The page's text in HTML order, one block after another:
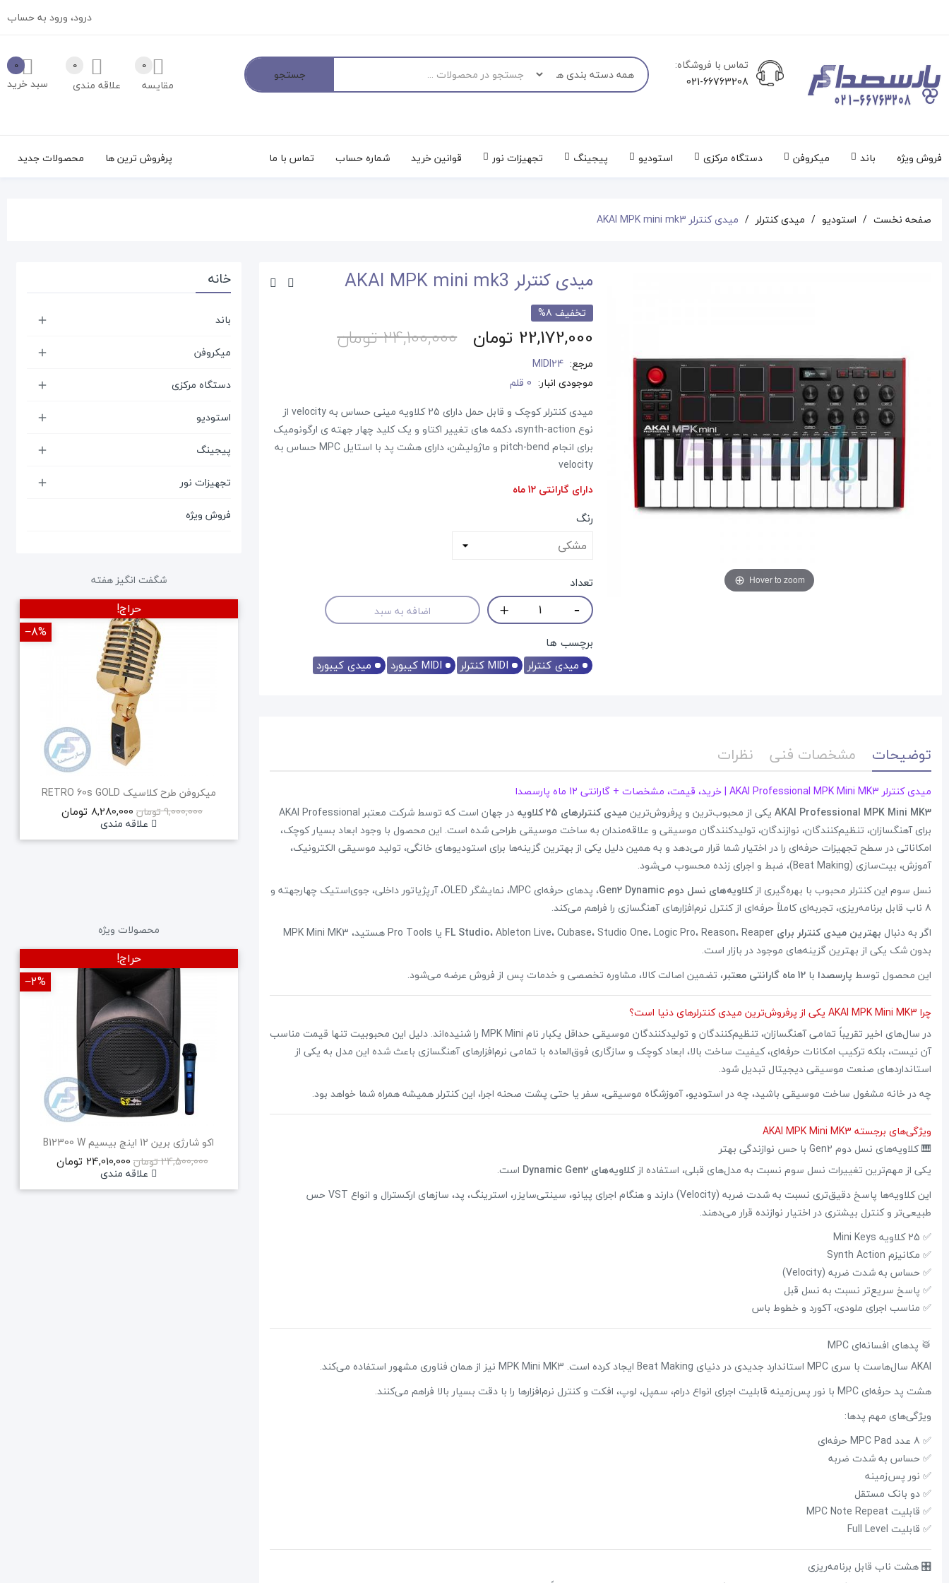
درود، ورود به حساب
تماس با فروشگاه:
021-66763208
جستجو
0
سبد خرید علاقه مندی
0
مقایسه
0
فروش ویژه باند میکروفن دستگاه مرکزی استودیو پیجینگ تجهیزات نور قوانین خرید شماره حساب تماس با ما محصولات جدید پرفروش ترین ها
صفحه نخست استودیو میدی کنترلر میدی کنترلر AKAI MPK mini mk3
Hover to zoom
میدی کنترلر AKAI MPK mini mk3
تخفیف 8%
22,172,000 تومان 24,100,000 تومان
مرجع: MIDI24
موجودی انبار: 0 قلم
میدی کنترلر کوچک و قابل حمل دارای 25 کلاویه مینی حساس به velocity از
نوع synth-action، دکمه های تغییر اکتاو و یک کلید چهار جهته ی ارگونومیک
برای انجام pitch-bend و ماژولیشن، دارای هشت پد با استایل MPC حساس به
velocity
دارای گارانتی 12 ماه
رنگ
تعداد
اضافه به سبد
برچسب ها
میدی کنترلر
MIDI کنترلر MIDI کیبورد میدی کیبورد
توضیحات مشخصات فنی نظرات
میدی کنترلر AKAI Professional MPK Mini MK3 | خرید، قیمت، مشخصات + گارانتی 12 ماه پارسصدا
AKAI Professional MPK Mini MK3 یکی از محبوب‌ترین و پرفروش‌ترینمیدی کنترلرهای 25 کلاویه
در جهان است که توسط شرکت معتبر AKAI Professional
برای آهنگسازان، تنظیم‌کنندگان، نوازندگان، تولیدکنندگان موسیقی و علاقه‌مندان به ساخت موسیقی طراحی شده است. این محصول با وجود ابعاد بسیار کوچک،
امکاناتی در سطح تجهیزات حرفه‌ای را در اختیار شما قرار می‌دهد و به همین دلیل یکی از بهترین گزینه‌ها برای استودیوهای خانگی، تولید موسیقی الکترونیک،
آموزش، بیت‌سازی (Beat Making)، ضبط و اجرای زنده محسوب می‌شود.
نسل سوم این کنترلر محبوب با بهره‌گیری ازکلاویه‌های نسل دوم Gen2 Dynamic
، پدهای حرفه‌ای MPC، نمایشگر OLED، آرپژیاتور داخلی، جوی‌استیک چهارجهته و
8 ناب قابل برنامه‌ریزی، تجربه‌ای کاملاً حرفه‌ای از کنترل نرم‌افزارهای آهنگسازی را فراهم می‌کند.
اگر به دنبال بهترین میدی کنترلر برای FL Studio
، Ableton Live، Cubase، Studio One، Logic Pro، Reason، Reaper یا Pro Tools هستید، MPK Mini MK3
بدون شک یکی از بهترین گزینه‌های موجود در بازار است.
این محصول توسط پارسصدا با 12 ماه گارانتی معتبر ، تضمین اصالت کالا، مشاوره تخصصی و خدمات پس از فروش عرضه می‌شود.
چرا AKAI MPK Mini MK3 یکی از پرفروش‌ترین میدی کنترلرهای دنیا است؟
در سال‌های اخیر تقریباً تمامی آهنگسازان، تنظیم‌کنندگان و تولیدکنندگان موسیقی حداقل یکبار نام MPK Mini را شنیده‌اند. دلیل این محبوبیت تنها قیمت مناسب
آن نیست، بلکه ترکیب امکانات حرفه‌ای، کیفیت ساخت بالا، ابعاد کوچک و سازگاری فوق‌العاده با تمامی نرم‌افزارهای آهنگسازی باعث شده این مدل به یکی از
استانداردهای صنعت موسیقی دیجیتال تبدیل شود.
چه در خانه مشغول ساخت موسیقی باشید، چه در استودیو، آموزشگاه موسیقی، سفر یا حتی پشت صحنه اجرا، این کنترلر همیشه همراه شما خواهد بود.
ویژگی‌های برجسته AKAI MPK Mini MK3
🎹 کلاویه‌های نسل دوم Gen2 با حس نوازندگی بهتر
یکی از مهم‌ترین تغییرات نسل سوم نسبت به مدل‌های قبلی، استفاده ازکلاویه‌های Dynamic Gen2
است.
این کلاویه‌ها پاسخ دقیق‌تری نسبت به شدت ضربه (Velocity) دارند و هنگام اجرای پیانو، سینتی‌سایزر، استرینگ، پد، سازهای ارکسترال و انواع VST حس
طبیعی‌تر و کنترل بیشتری در اختیار نوازنده قرار می‌دهند.
✅ 25 کلاویه Mini Keys
✅ مکانیزم Synth Action
✅ حساس به شدت ضربه (Velocity)
✅ پاسخ سریع‌تر نسبت به نسل قبل
✅ مناسب اجرای ملودی، آکورد و خطوط باس
🥁 پدهای افسانه‌ای MPC
AKAI سال‌هاست با سری MPC استاندارد جدیدی در دنیای Beat Making ایجاد کرده است. MPK Mini MK3 نیز از همان فناوری مشهور استفاده می‌کند.
هشت پد حرفه‌ای MPC با نور پس‌زمینه قابلیت اجرای انواع درام، سمپل، لوپ، افکت و کنترل نرم‌افزارها را با دقت بسیار بالا فراهم می‌کنند.
ویژگی‌های مهم پدها:
✅ 8 عدد MPC Pad حرفه‌ای
✅ حساس به شدت ضربه
✅ نور پس‌زمینه
✅ دو بانک مستقل
✅ قابلیت MPC Note Repeat
✅ قابلیت Full Level
🎛 هشت ناب قابل برنامه‌ریزی
خانه
باند 
میکروفن 
دستگاه مرکزی 
استودیو 
پیجینگ 
تجهیزات نور 
فروش ویژه
شگفت انگیز هفته
45,000,000 تومان
39,600,000 تومان
علاقه مندی
حراج!
میکروفن طرح کلاسیک RETRO 60s GOLD
9,000,000 تومان
8,280,000 تومان
علاقه مندی
حراج!
‎−8%
محصولات ویژه
اکو شارژی برین 12 اینچ بیسیم B12300 W
24,500,000 تومان
24,010,000 تومان
علاقه مندی
حراج!
‎−2%